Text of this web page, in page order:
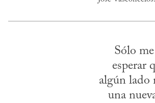
Sólo
esperar
algún lado
una